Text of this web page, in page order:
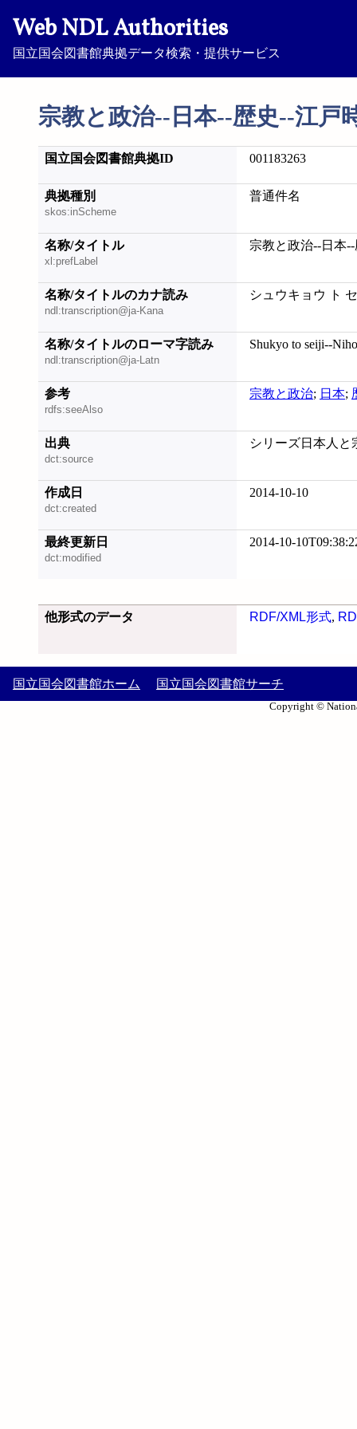
Web NDL Authorities
国立国会図書館典拠データ検索・提供サービス
宗教と政治--日本--歴史--江戸
国立国会図書館典拠ID 001183263
典拠種別
skos:inScheme
普通件名
名称/タイトル
xl:prefLabel
宗教と政治--日本
名称/タイトルのカナ読み
ndl:transcription@ja-Kana
シュウキョウ ト
名称/タイトルのローマ字読み
ndl:transcription@ja-Latn
Shukyo to seiji--
参考
rdfs:seeAlso
宗教と政治; 日本;
出典
dct:source
シリーズ日本人と
作成日
dct:created
2014-10-10
最終更新日
dct:modified
2014-10-
他形式のデータ RDF/XML形式,
国立国会図書館ホーム 国立国会図書館サーチ
Copyright ©